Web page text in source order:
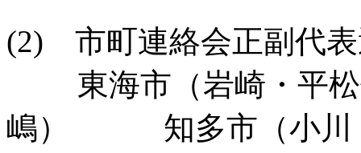
(2) 市町連絡会正副代
東海市（岩崎・平
嶋） 知多市（小川